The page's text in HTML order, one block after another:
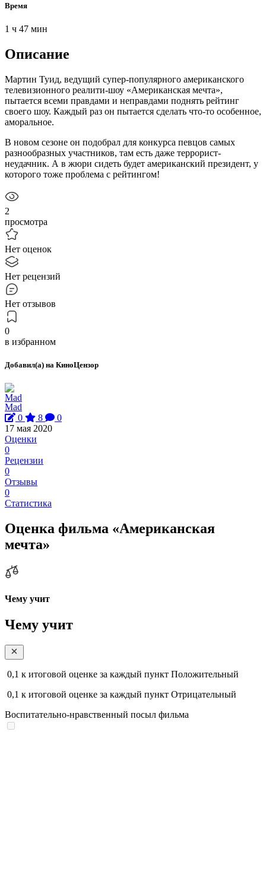
Время
1 ч 47 мин
Описание
Мартин Туид, ведущий супер-популярного американского
телевизионного реалити-шоу «Американская мечта»,
пытается всеми правдами и неправдами поднять рейтинг
своего шоу. Каждый раз он пытается сделать что-то особенное,
аморальное.
В новом сезоне он подобрал для конкурса певцов самых
разнообразных участников, там есть даже террорист-
неудачник. А в жюри сидеть будет американский президент, у
которого тоже проблема с рейтингом!
2
просмотра
Нет оценок
Нет рецензий
Нет отзывов
0
в избранном
Добавил(а) на КиноЦензор
Mad
0
8
0
17 мая 2020
Оценки
0
Рецензии
0
Отзывы
0
Статистика
Оценка фильма «Американская
мечта»
Чему учит
Чему учит
0,1 к итоговой оценке за каждый пункт Положительный
0,1 к итоговой оценке за каждый пункт Отрицательный
Воспитательно-нравственный посыл фильма